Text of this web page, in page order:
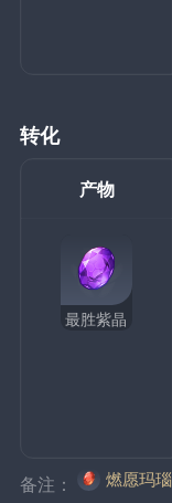
转化
产物
最胜紫晶
备注： 燃愿玛瑙